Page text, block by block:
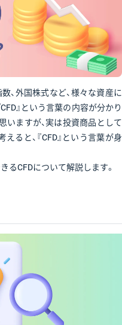
、外国株式など、様々な資産に
』という言葉の内容が分かり
いますが、実は投資商品として
ると、『CFD』という言葉が身
るCFDについて解説します。